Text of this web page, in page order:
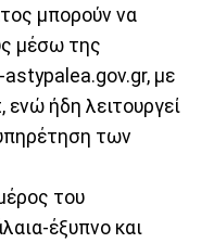
μπορούν να
μέσω της
με
ήδη λειτουργεί
των
του
έξυπνο και